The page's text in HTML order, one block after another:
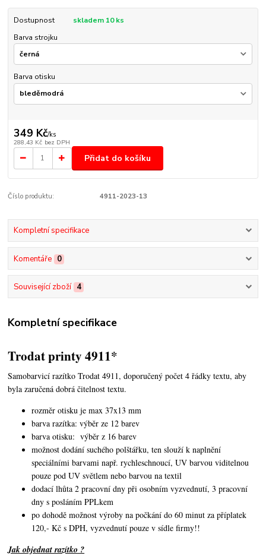
Dostupnost
skladem 10 ks
Barva strojku
Barva otisku
349 Kč/ks
288,43 Kč bez DPH
Přidat do košíku
Číslo produktu: 4911-2023-13
Kompletní specifikace
Komentáře 0
Související zboží 4
Kompletní specifikace
Trodat printy 4911*
Samobarvicí razítko Trodat 4911, doporučený počet 4 řádky textu,aby
byla zaručená dobrá čitelnost textu.
rozměr otisku je max 37x13 mm
barva razítka: výběr ze 12 barev
barva otisku: výběr z 16 barev
možnost dodání suchého polštářku, ten slouží k naplnění
speciálními barvami např. rychleschnoucí, UV barvou viditelnou
pouze pod UV světlem nebo barvou na textil
dodací lhůta 2 pracovní dny při osobním vyzvednutí, 3 pracovní
dny s posláním PPLkem
po dohodě možnost výroby na počkání do 60 minut za příplatek
120,- Kč s DPH, vyzvednutí pouze v sídle firmy!!
Jak objednat razítko ?